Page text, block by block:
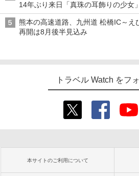
14年ぶり来日「真珠の耳飾りの少女
熊本の高速道路、九州道 松橋IC～え
再開は8月後半見込み
トラベル Watch をフ
本サイトのご利用について